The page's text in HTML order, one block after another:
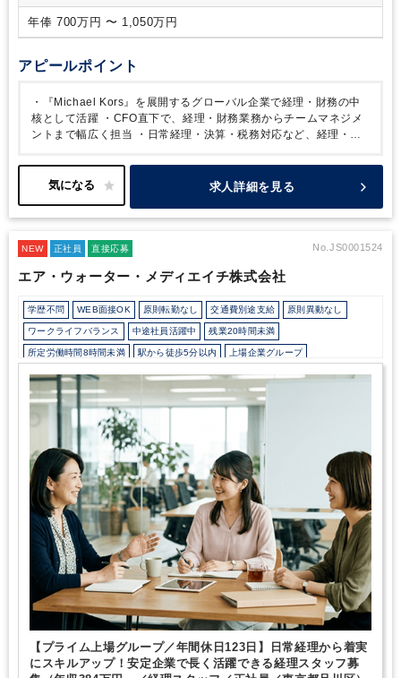
観点から有用な分析および提言を行い、経営意思決定を支援す
る。・日本および韓国の各法人の経理データの連結レポーテ
連プロジェクトを主導または監督する。
ーシップを発揮し、チームを牽引できる方
年俸 700万円 〜 1,050万円
アピールポイント
・『Michael Kors』を展開するグローバル企業で経理・財務の中
核として活躍 ・CFO直下で、経理・財務業務からチームマネジメ
ントまで幅広く担当 ・日常経理・決算・税務対応など、経理・財
を活かして管理職へチャレンジ可能・グループブランド間での異
動制度や社員割引など、グローバル企業ならではの福利厚生も充実
求人詳細を見る
NEW 正社員 直接応募 No.JS0001524
エア・ウォーター・メディエイチ株式会社
学歴不問 WEB面接OK 原則転勤なし 交通費別途支給 原則異動なし
ワークライフバランス 中途社員活躍中 残業20時間未満
所定労働時間8時間未満 駅から徒歩5分以内 上場企業グループ
オフィスカジュアルOK 研修・資格取得支援 持株会・ストックオプションあり
退職金制度 土日祝休み 完全週休2日制 年間休日120日以上
【プライム上場グループ／年間休日123日】日常経理から着実
にスキルアップ！安定企業で長く活躍できる経理スタッフ募